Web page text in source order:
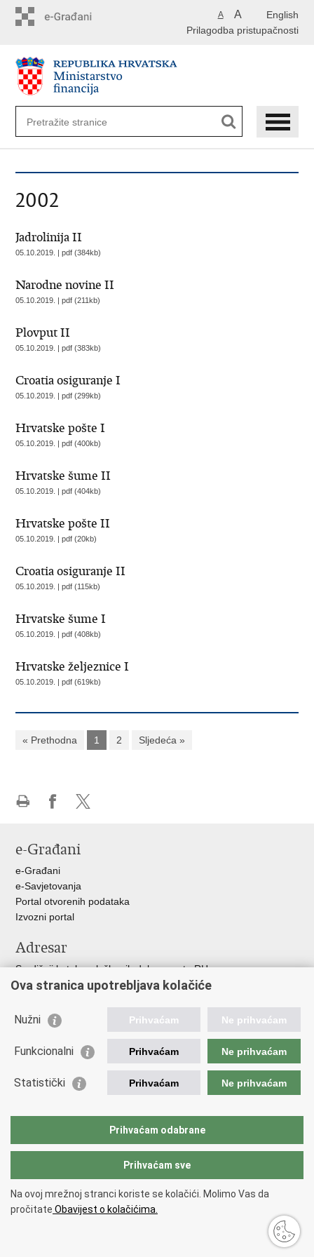
English
A A
Prilagodba pristupačnosti
2002
Jadrolinija II
05.10.2019. | pdf (384kb)
Narodne novine II
05.10.2019. | pdf (211kb)
Plovput II
05.10.2019. | pdf (383kb)
Croatia osiguranje I
05.10.2019. | pdf (299kb)
Hrvatske pošte I
05.10.2019. | pdf (400kb)
Hrvatske šume II
05.10.2019. | pdf (404kb)
Hrvatske pošte II
05.10.2019. | pdf (20kb)
Croatia osiguranje II
05.10.2019. | pdf (115kb)
Hrvatske šume I
05.10.2019. | pdf (408kb)
Hrvatske željeznice I
05.10.2019. | pdf (619kb)
« Prethodna 1 2 Sljedeća »
Facebooku
X-
e-Građani
e-Građani
e-Savjetovanja
Portal otvorenih podataka
Izvozni portal
Adresar
Središnji katalog službenih dokumenata RH
Adresar tijela javne vlasti
Popis dužnosnika u RH
Korisne poveznice
Hrvatski Sabor
Pučki pravobranitelj
Povratak na vrh
Copyright © 2026 Ministarstvo financija.
Ova stranica upotrebljava kolačiće
Nužni Prihvaćam Ne prihvaćam
Funkcionalni Prihvaćam Ne prihvaćam
Statistički Prihvaćam Ne prihvaćam
Prihvaćam odabrane
Prihvaćam sve
Na ovoj mrežnoj stranci koriste se kolačići. Molimo Vas da
pročitate Obavijest o kolačićima.